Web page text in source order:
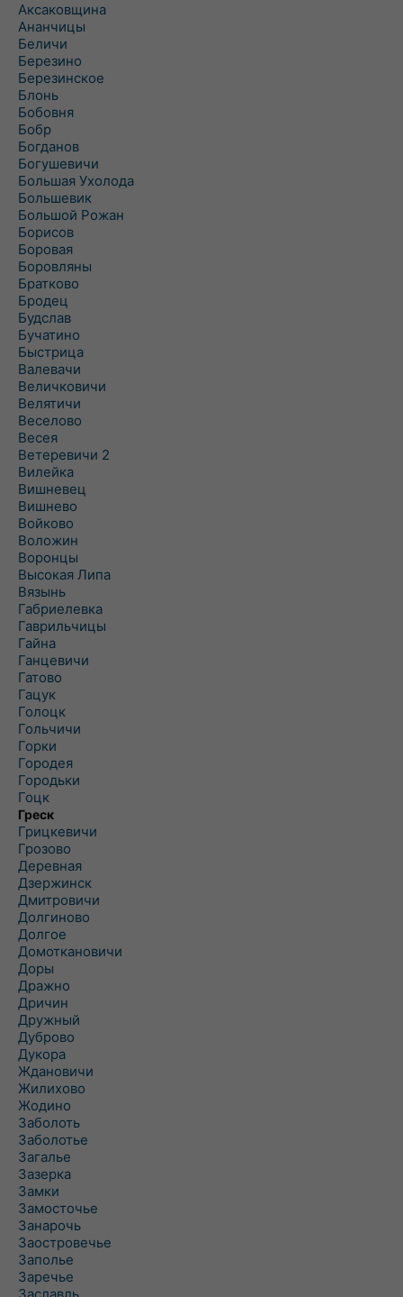
Аксаковщина
Ананчицы
Беличи
Березино
Березинское
Блонь
Бобовня
Бобр
Богданов
Богушевичи
Большая Ухолода
Большевик
Большой Рожан
Борисов
Боровая
Боровляны
Братково
Бродец
Будслав
Бучатино
Быстрица
Валевачи
Величковичи
Велятичи
Веселово
Весея
Ветеревичи 2
Вилейка
Вишневец
Вишнево
Войково
Воложин
Воронцы
Высокая Липа
Вязынь
Габриелевка
Гаврильчицы
Гайна
Ганцевичи
Гатово
Гацук
Голоцк
Гольчичи
Горки
Городея
Городьки
Гоцк
Греск
Грицкевичи
Грозово
Деревная
Дзержинск
Дмитровичи
Долгиново
Долгое
Домоткановичи
Доры
Дражно
Дричин
Дружный
Дуброво
Дукора
Ждановичи
Жилихово
Жодино
Заболоть
Заболотье
Загалье
Зазерка
Замки
Замосточье
Занарочь
Заостровечье
Заполье
Заречье